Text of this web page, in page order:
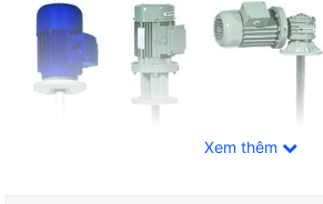
Xem thêm